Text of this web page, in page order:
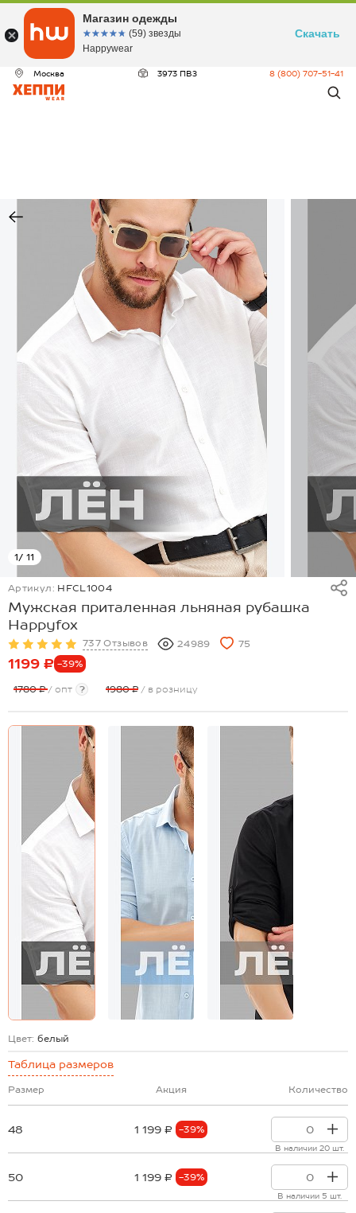
Москва 3973 ПВЗ 8 (800) 707-51-41
1/ 11
Артикул: HFCL1004
Мужская приталенная льняная рубашка
Happyfox
737 Отзывов 24989 75
1199 ₽ -39%
1780 ₽/ опт ? 1980 ₽ / в розницу
Цвет: белый
Таблица размеров
Размер Акция Количество
48 1 199 ₽ -39%
В наличии 20 шт.
50 1 199 ₽ -39%
В наличии 5 шт.
Магазин одежды
☆☆☆☆☆
★★★★★ (59) звезды
Happywear
Скачать